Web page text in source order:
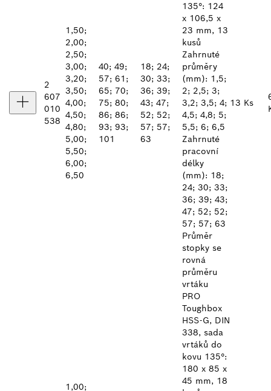
2
607
010
538
1,50;
2,00;
2,50;
3,00;
3,20;
3,50;
4,00;
4,50;
4,80;
5,00;
5,50;
6,00;
6,50
40; 49;
57; 61;
65; 70;
75; 80;
86; 86;
93; 93;
101
18; 24;
30; 33;
36; 39;
43; 47;
52; 52;
57; 57;
63
135°: 124
x 106,5 x
23 mm, 13
kusů
Zahrnuté
průměry
(mm): 1,5;
2; 2,5; 3;
3,2; 3,5; 4;
4,5; 4,8; 5;
5,5; 6; 6,5
Zahrnuté
pracovní
délky
(mm): 18;
24; 30; 33;
36; 39; 43;
47; 52; 52;
57; 57; 63
Průměr
stopky se
rovná
průměru
vrtáku
13 Ks
1,00;
PRO
Toughbox
HSS-G, DIN
338, sada
vrtáků do
kovu 135°:
180 x 85 x
45 mm, 18